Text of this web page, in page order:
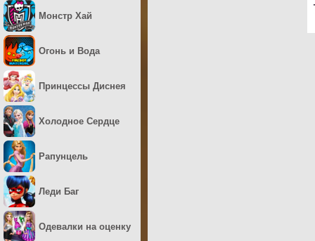
Монстр Хай
Огонь и Вода
Принцессы Диснея
Холодное Сердце
Рапунцель
Леди Баг
Одевалки на оценку